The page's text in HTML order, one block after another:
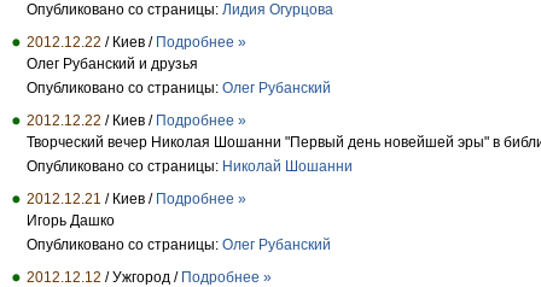
Опубликовано со страницы: Лидия Огурцова
2012.12.22 / Киев / Подробнее »
Олег Рубанский и друзья
Опубликовано со страницы: Олег Рубанский
2012.12.22 / Киев / Подробнее »
Творческий вечер Николая Шошанни "Первый день новейшей эры" в
Опубликовано со страницы: Николай Шошанни
2012.12.21 / Киев / Подробнее »
Игорь Дашко
Опубликовано со страницы: Олег Рубанский
2012.12.12 / Ужгород / Подробнее »